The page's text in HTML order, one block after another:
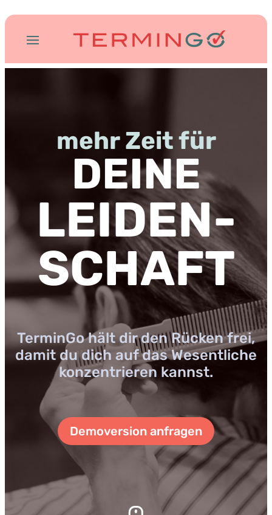
mehr Zeit für
DEINE
LEIDEN­
SCHAFT
TerminGo hält dir den Rücken frei,
damit du dich auf das Wesentliche
konzentrieren kannst.
Demoversion anfragen